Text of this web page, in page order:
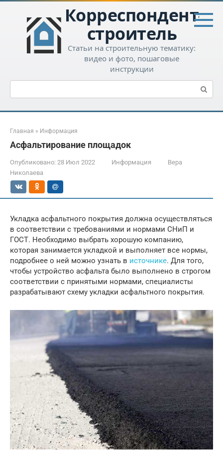
Перейти
контенту
Корреспондент-
строитель
Статьи на строительную тематику:
видео и фото, пошаговые
инструкции
Поиск:
Главная » Информация
Асфальтирование площадок
Опубликовано: 28 Июл 2022 Информация
Вера
Николаева
Укладка асфальтного покрытия должна осуществляться
в соответствии с требованиями и нормами СНиП и
ГОСТ. Необходимо выбрать хорошую компанию,
которая занимается укладкой и выполняет все нормы,
подробнее о ней можно узнать в источнике. Для того,
чтобы устройство асфальта было выполнено в строгом
соответствии с принятыми нормами, специалисты
разрабатывают схему укладки асфальтного покрытия.